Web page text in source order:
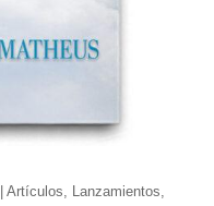
Artículos, Lanzamientos,